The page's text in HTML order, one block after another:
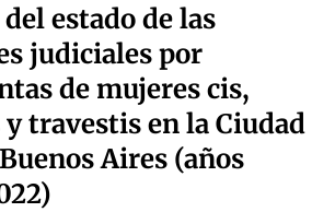
estado de las
judiciales por
de mujeres cis,
travestis en la Ciudad
Aires (años